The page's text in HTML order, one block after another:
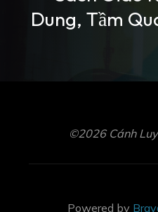
Dung, Tầm
©2026 Cánh
Powered by